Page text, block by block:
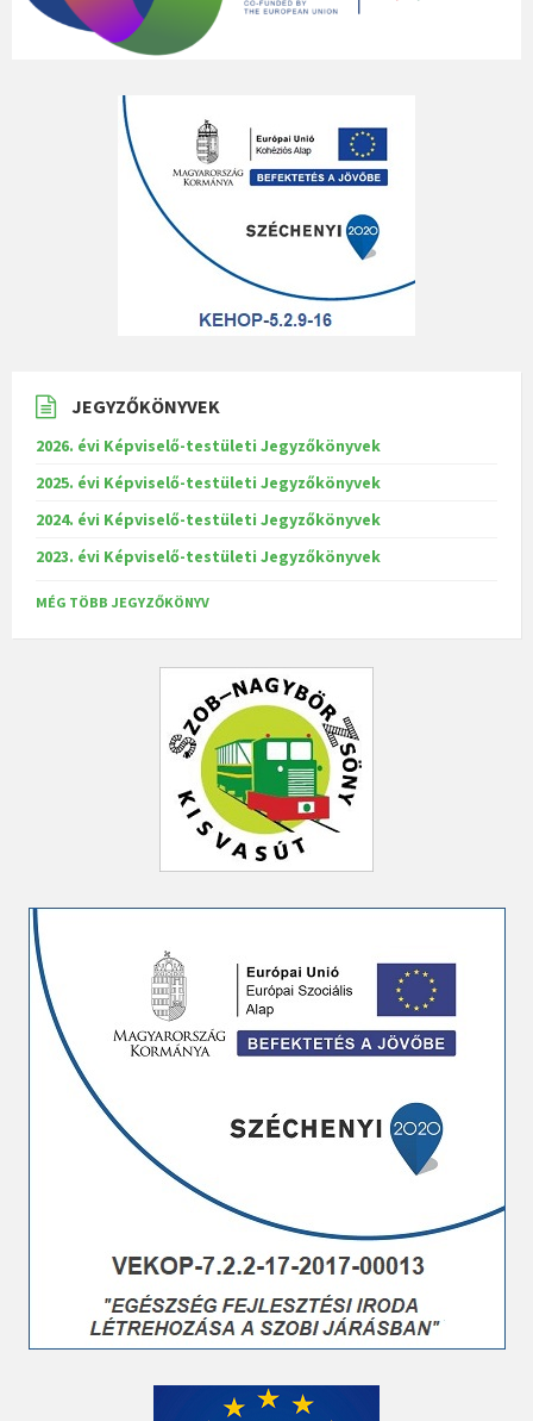
JEGYZŐKÖNYVEK
2026. évi Képviselő-testületi Jegyzőkönyvek
2025. évi Képviselő-testületi Jegyzőkönyvek
2024. évi Képviselő-testületi Jegyzőkönyvek
2023. évi Képviselő-testületi Jegyzőkönyvek
MÉG TÖBB JEGYZŐKÖNYV